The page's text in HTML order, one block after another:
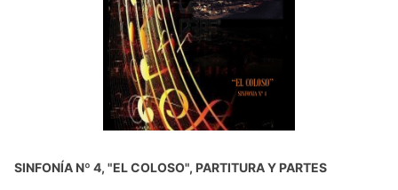
SINFONÍA Nº 4, "EL COLOSO", PARTITURA Y PARTES